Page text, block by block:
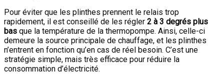
Pour éviter que les plinthes prennent le relais trop
rapidement, il est conseillé de les régler 2 à 3 degrés plus
bas que la température de la thermopompe. Ainsi, celle-ci
demeure la source principale de chauffage, et les plinthes
n’entrent en fonction qu’en cas de réel besoin. C’est une
stratégie simple, mais très efficace pour réduire la
consommation d’électricité.